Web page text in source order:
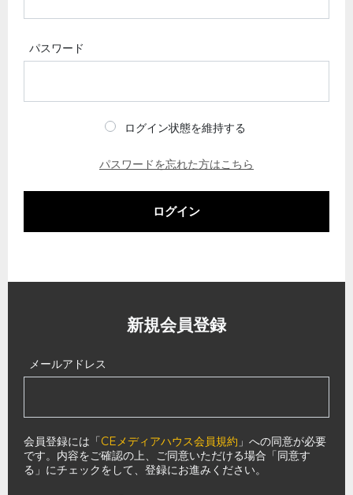
パスワード
ログイン状態を維持する
パスワードを忘れた方はこちら
ログイン
新規会員登録
メールアドレス
会員登録には「CEメディアハウス会員規約 」への同意が必要
です。内容をご確認の上、ご同意いただける場合「同意す
る」にチェックをして、登録にお進みください。